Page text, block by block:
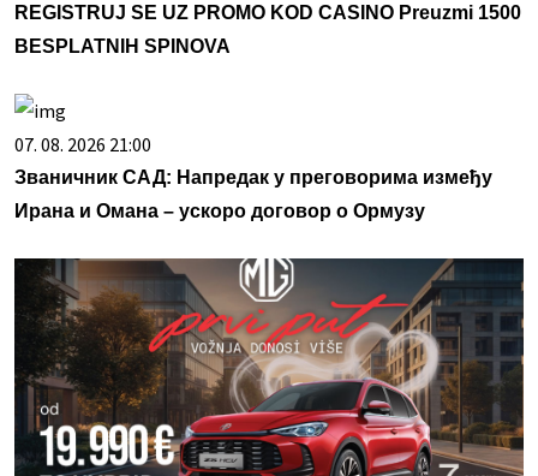
REGISTRUJ SE UZ PROMO KOD CASINO Preuzmi 1500
BESPLATNIH SPINOVA
07. 08. 2026 21:00
Званичник САД: Напредак у преговорима између
Ирана и Омана – ускоро договор о Ормузу